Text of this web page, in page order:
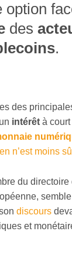
option
des
.
des
intérêt à
n’est moins
du directoire
discours
et